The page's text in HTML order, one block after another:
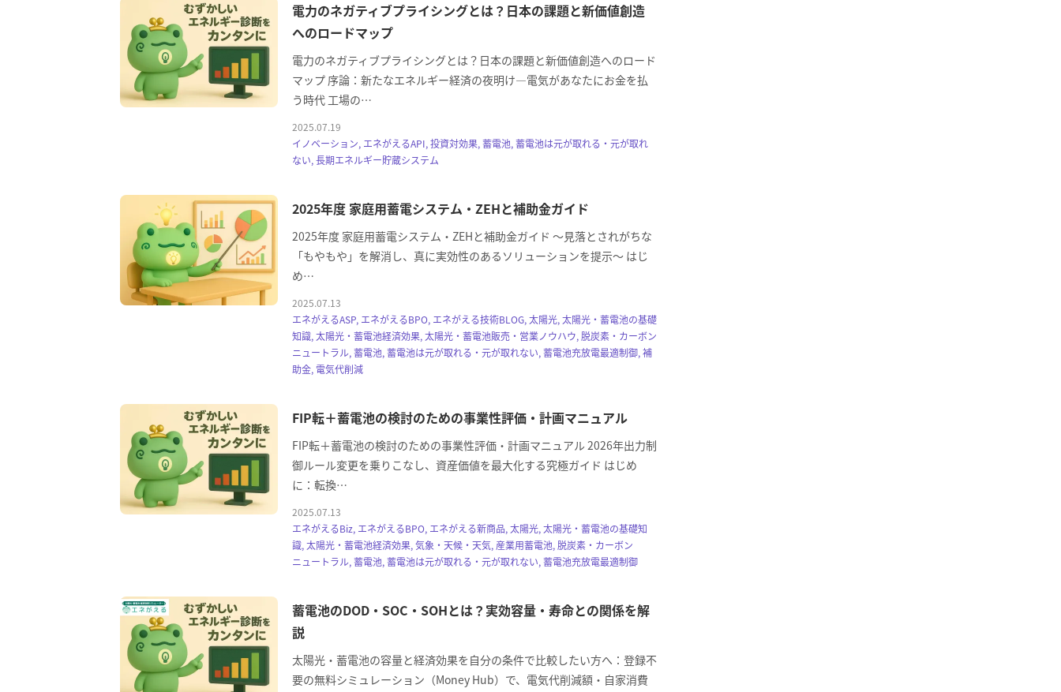
電力のネガティブプライシングとは？日本の課題と新価値創造
へのロードマップ
電力のネガティブプライシングとは？日本の課題と新価値創造へのロード
マップ 序論：新たなエネルギー経済の夜明け―電気があなたにお金を払
う時代 工場の…
2025.07.19
イノベーション, エネがえるAPI, 投資対効果, 蓄電池, 蓄電池は元が取れる・元が取れ
ない, 長期エネルギー貯蔵システム
2025年度 家庭用蓄電システム・ZEHと補助金ガイド
2025年度 家庭用蓄電システム・ZEHと補助金ガイド 〜見落とされがちな
「もやもや」を解消し、真に実効性のあるソリューションを提示〜 はじ
め…
2025.07.13
エネがえるASP, エネがえるBPO, エネがえる技術BLOG, 太陽光, 太陽光・蓄電池の基礎
知識, 太陽光・蓄電池経済効果, 太陽光・蓄電池販売・営業ノウハウ, 脱炭素・カーボン
ニュートラル, 蓄電池, 蓄電池は元が取れる・元が取れない, 蓄電池充放電最適制御, 補
助金, 電気代削減
FIP転＋蓄電池の検討のための事業性評価・計画マニュアル
FIP転＋蓄電池の検討のための事業性評価・計画マニュアル 2026年出力制
御ルール変更を乗りこなし、資産価値を最大化する究極ガイド はじめ
に：転換…
2025.07.13
エネがえるBiz, エネがえるBPO, エネがえる新商品, 太陽光, 太陽光・蓄電池の基礎知
識, 太陽光・蓄電池経済効果, 気象・天候・天気, 産業用蓄電池, 脱炭素・カーボン
ニュートラル, 蓄電池, 蓄電池は元が取れる・元が取れない, 蓄電池充放電最適制御
蓄電池のDOD・SOC・SOHとは？実効容量・寿命との関係を解
説
太陽光・蓄電池の容量と経済効果を自分の条件で比較したい方へ：登録不
要の無料シミュレーション（Money Hub）で、電気代削減額・自家消費